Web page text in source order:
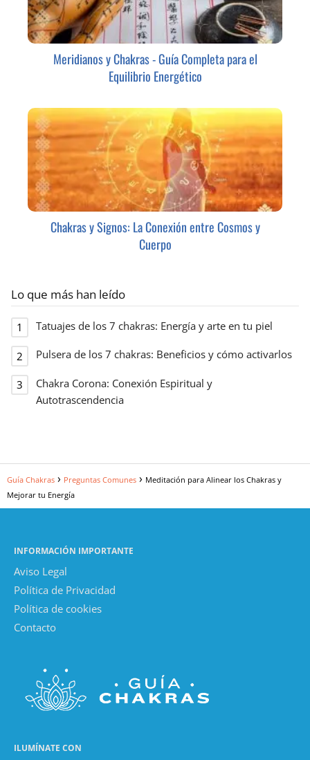
Meridianos y Chakras - Guía Completa para el
Equilibrio Energético
Chakras y Signos: La Conexión entre Cosmos y
Cuerpo
Lo que más han leído
Tatuajes de los 7 chakras: Energía y arte en tu piel
Pulsera de los 7 chakras: Beneficios y cómo activarlos
Chakra Corona: Conexión Espiritual y
Autotrascendencia
Guía Chakras Preguntas Comunes
Meditación para Alinear los Chakras y
Mejorar tu Energía
INFORMACIÓN IMPORTANTE
Aviso Legal
Política de Privacidad
Política de cookies
Contacto
ILUMÍNATE CON